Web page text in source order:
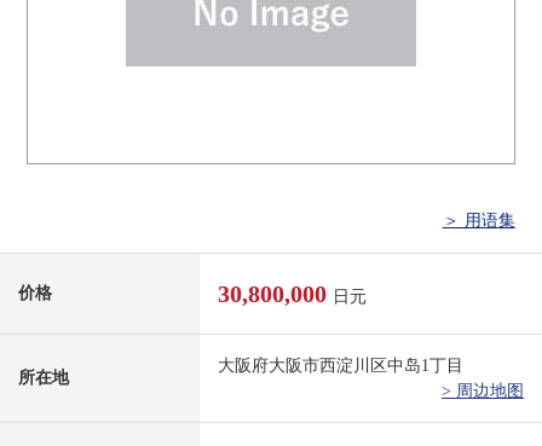
＞ 用语集
价格 30,800,000 日元
所在地
大阪府大阪市西淀川区中岛1丁目
> 周边地图